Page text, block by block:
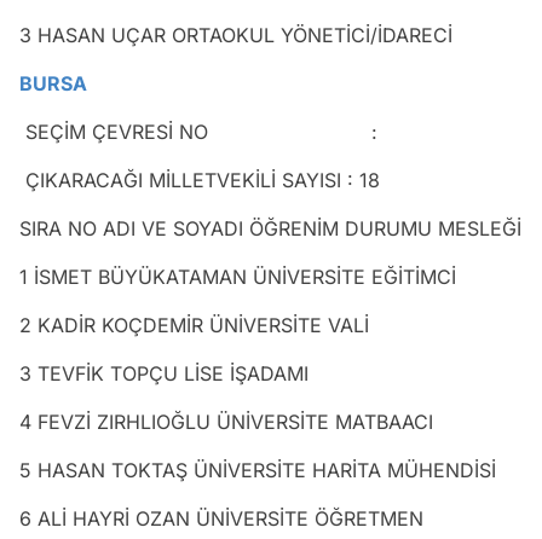
3 HASAN UÇAR ORTAOKUL YÖNETİCİ/İDARECİ
BURSA
SEÇİM ÇEVRESİ NO :
ÇIKARACAĞI MİLLETVEKİLİ SAYISI : 18
SIRA NO ADI VE SOYADI ÖĞRENİM DURUMU MESLEĞİ
1 İSMET BÜYÜKATAMAN ÜNİVERSİTE EĞİTİMCİ
2 KADİR KOÇDEMİR ÜNİVERSİTE VALİ
3 TEVFİK TOPÇU LİSE İŞADAMI
4 FEVZİ ZIRHLIOĞLU ÜNİVERSİTE MATBAACI
5 HASAN TOKTAŞ ÜNİVERSİTE HARİTA MÜHENDİSİ
6 ALİ HAYRİ OZAN ÜNİVERSİTE ÖĞRETMEN